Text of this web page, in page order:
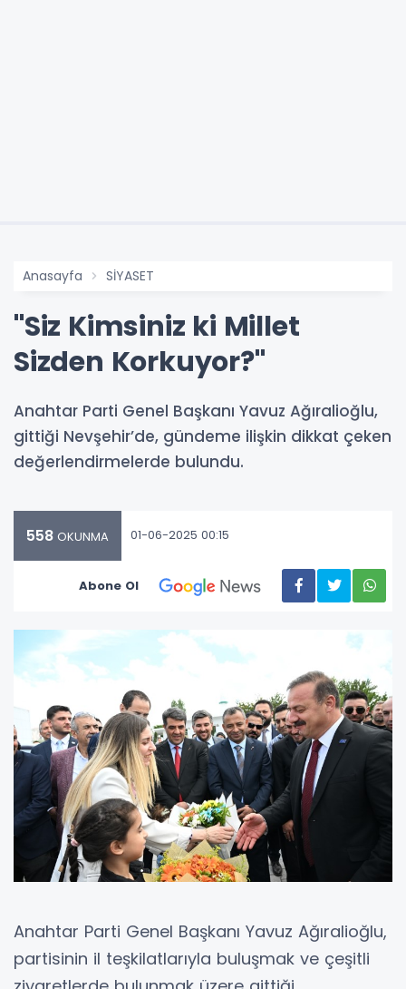
Anasayfa SİYASET
"Siz Kimsiniz ki Millet
Sizden Korkuyor?"
Anahtar Parti Genel Başkanı Yavuz Ağıralioğlu,
gittiği Nevşehir’de, gündeme ilişkin dikkat çeken
değerlendirmelerde bulundu.
558 OKUNMA 01-06-2025 00:15
Abone Ol
Anahtar Parti Genel Başkanı Yavuz Ağıralioğlu,
partisinin il teşkilatlarıyla buluşmak ve çeşitli